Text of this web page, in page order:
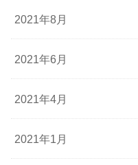
2021年8月
2021年6月
2021年4月
2021年1月